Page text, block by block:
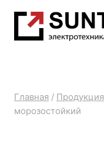
Главная / Продукция
морозостойкий